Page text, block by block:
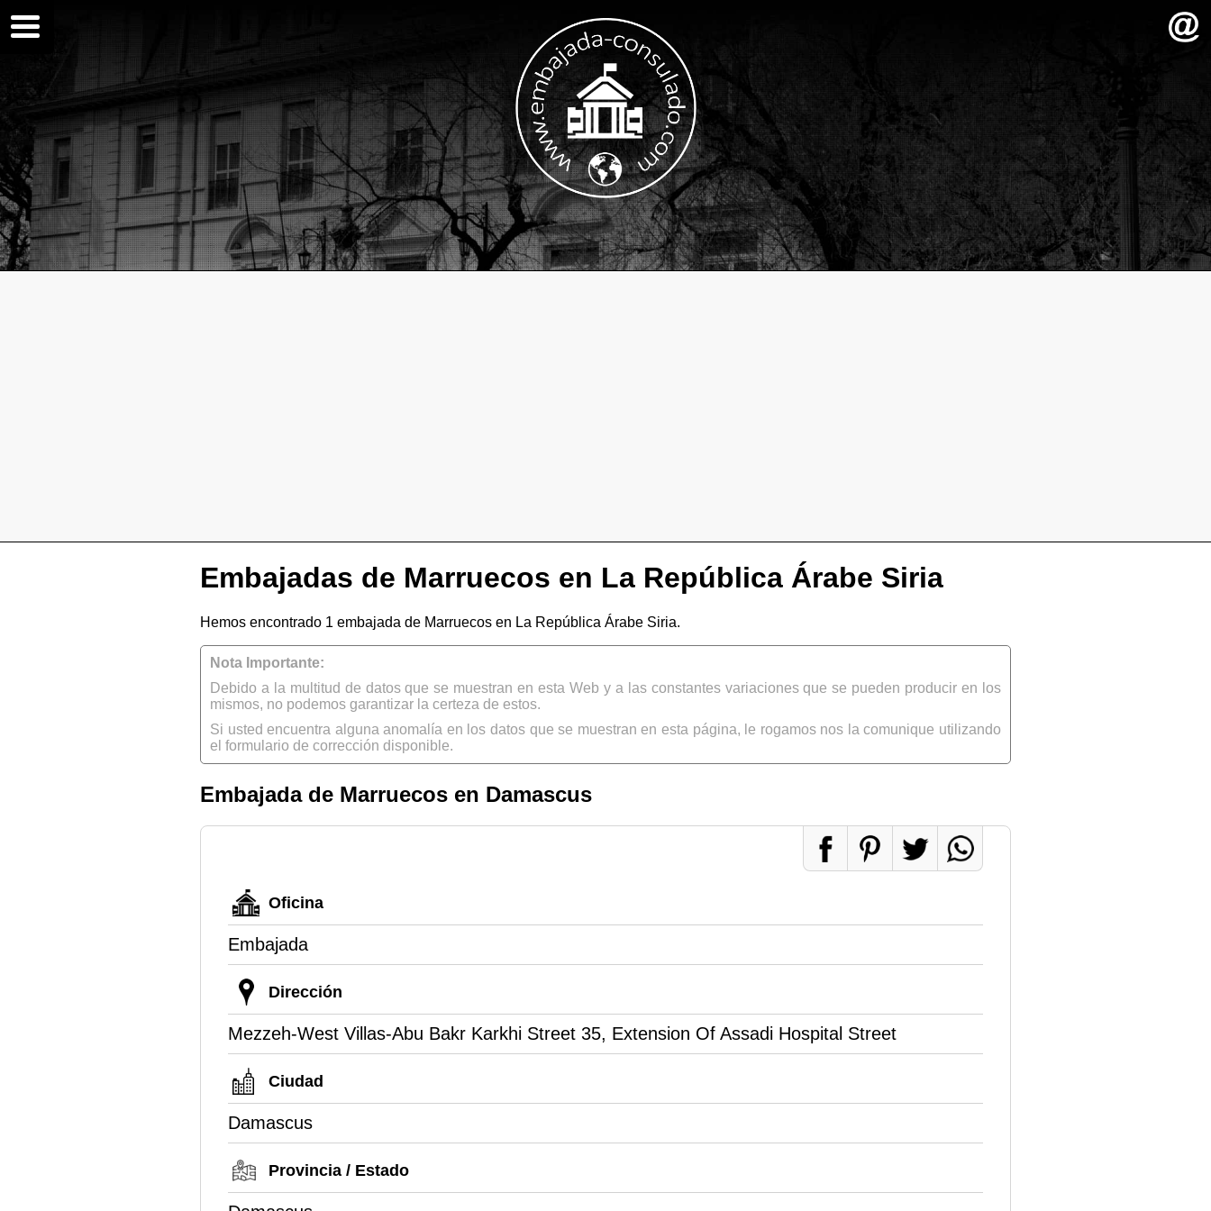
Embajadas de Marruecos en La República Árabe Siria
Hemos encontrado 1 embajada de Marruecos en La República Árabe Siria.
Nota Importante:
Debido a la multitud de datos que se muestran en esta Web y a las constantes variaciones que se pueden producir en los
mismos, no podemos garantizar la certeza de estos.
Si usted encuentra alguna anomalía en los datos que se muestran en esta página, le rogamos nos la comunique utilizando
el formulario de corrección disponible.
Embajada de Marruecos en Damascus
Oficina
Embajada
Dirección
Mezzeh-West Villas-Abu Bakr Karkhi Street 35, Extension Of Assadi Hospital Street
Ciudad
Damascus
Provincia / Estado